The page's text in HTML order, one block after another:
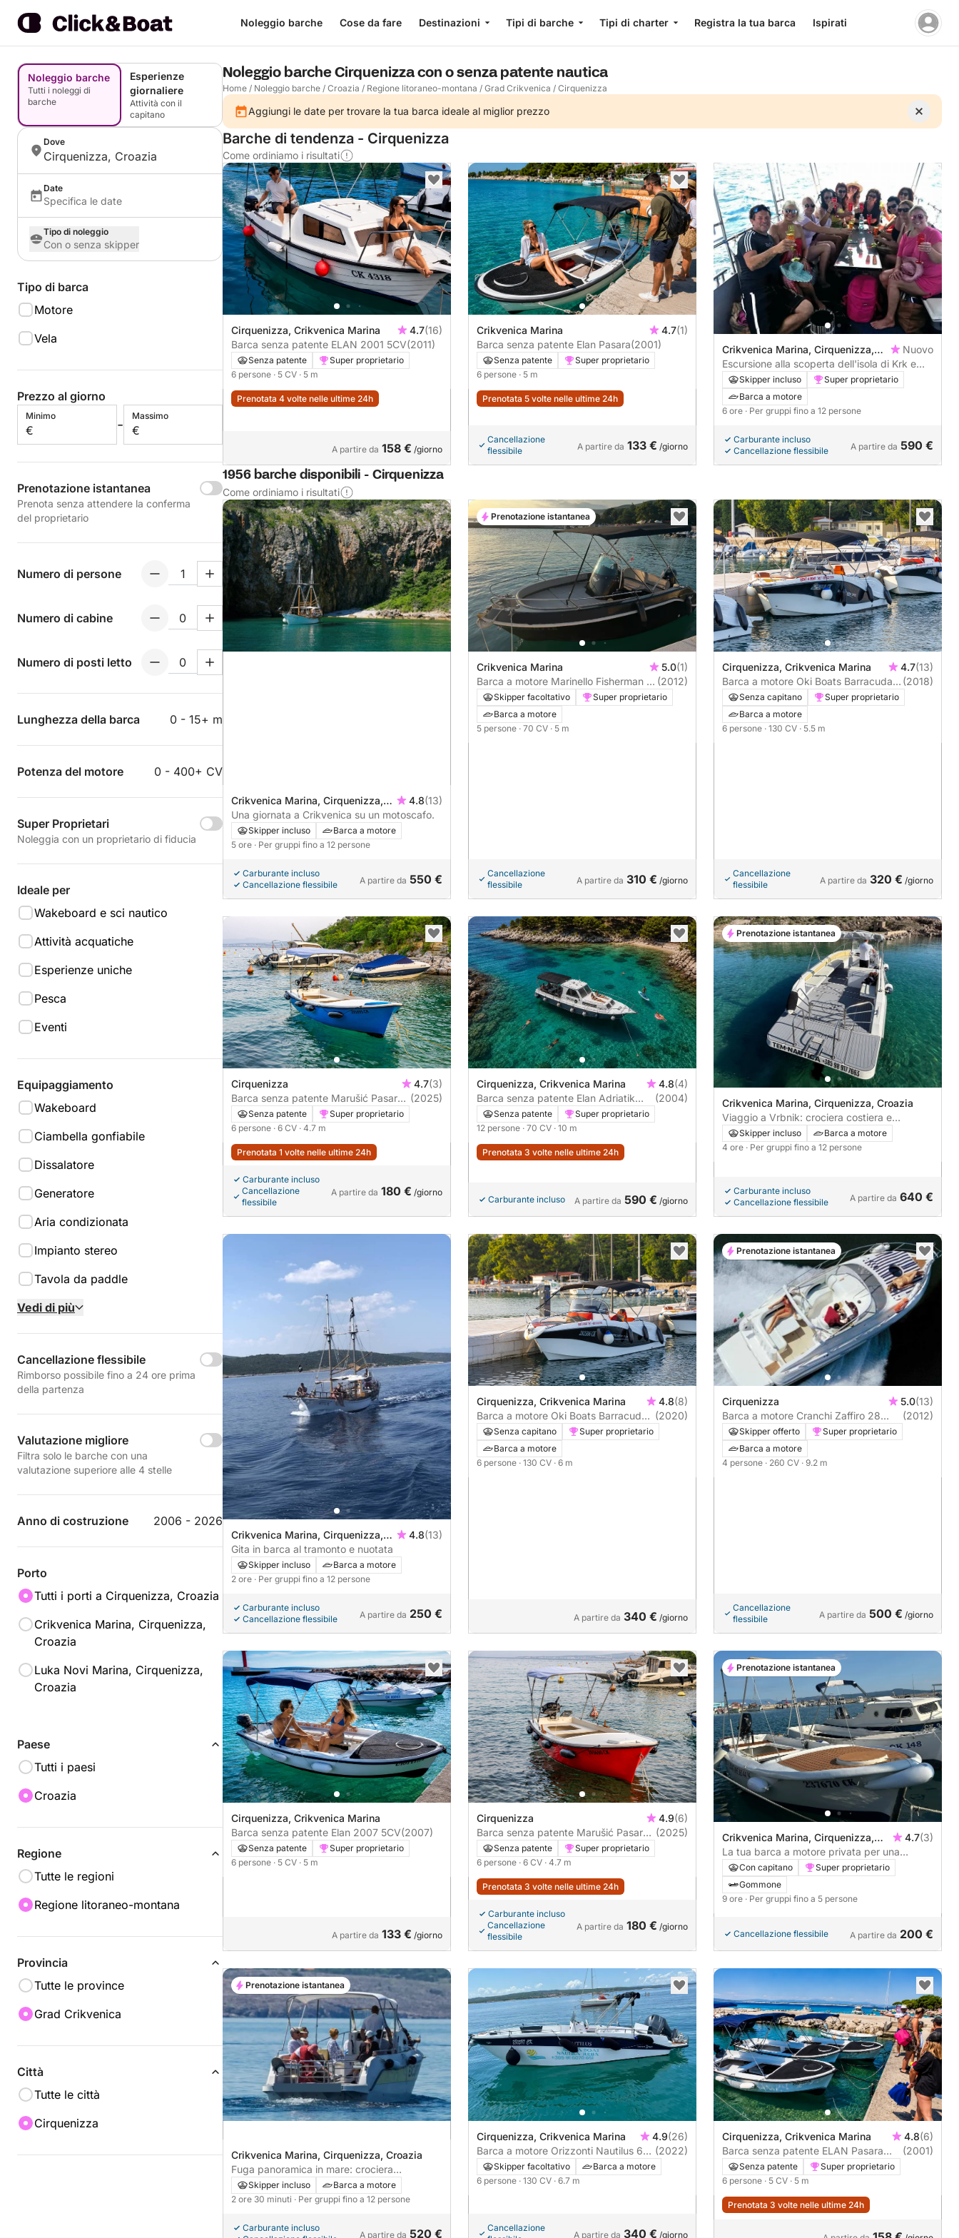
Noleggio barche Cose da fare Destinazioni Tipi di barche Tipi di charter Registra la tua barca Ispirati
Noleggio barche
Tutti i noleggi di
barche
Esperienze
giornaliere
Attività con il
capitano
Dove
Cirquenizza, Croazia
Date
Specifica le date
Tipo di noleggio
Con o senza skipper
Tipo di barca
Motore
Vela
Prezzo al giorno
Minimo
€ -
Massimo
€
Prenotazione istantanea
Prenota senza attendere la conferma
del proprietario
Numero di persone
Numero di cabine
Numero di posti letto
Lunghezza della barca 0 - 15+ m
Potenza del motore 0 - 400+ CV
Super Proprietari
Noleggia con un proprietario di fiducia
Ideale per
Wakeboard e sci nautico
Attività acquatiche
Esperienze uniche
Pesca
Eventi
Equipaggiamento
Wakeboard
Ciambella gonfiabile
Dissalatore
Generatore
Aria condizionata
Impianto stereo
Tavola da paddle
Vedi di più
Cancellazione flessibile
Rimborso possibile fino a 24 ore prima
della partenza
Valutazione migliore
Filtra solo le barche con una
valutazione superiore alle 4 stelle
Anno di costruzione 2006 - 2026
Porto
Tutti i porti a Cirquenizza, Croazia
Crikvenica Marina, Cirquenizza,
Croazia
Luka Novi Marina, Cirquenizza,
Croazia
Paese
Tutti i paesi
Croazia
Regione
Tutte le regioni
Regione litoraneo-montana
Provincia
Tutte le province
Grad Crikvenica
Città
Tutte le città
Cirquenizza
Noleggio barche Cirquenizza con o senza patente nautica
Home / Noleggio barche / Croazia / Regione litoraneo-montana / Grad Crikvenica / Cirquenizza
Aggiungi le date per trovare la tua barca ideale al miglior prezzo
Barche di tendenza - Cirquenizza
Come ordiniamo i risultati
Cirquenizza, Crikvenica Marina 4.7(16)
Barca senza patente ELAN 2001 5CV(2011)
Senza patente
Super proprietario
6 persone · 5 CV · 5 m
Prenotata 4 volte nelle ultime 24h
A partire da 158 € /giorno
Crikvenica Marina 4.7(1)
Barca senza patente Elan Pasara(2001)
Senza patente
Super proprietario
6 persone · 5 m
Prenotata 5 volte nelle ultime 24h
Cancellazione
flessibile
A partire da 133 € /giorno
Crikvenica Marina, Cirquenizza,
Croazia
Nuovo
Escursione alla scoperta dell'isola di Krk e
avventura di snorkeling (6 ore)
Skipper incluso
Super proprietario
Barca a motore
6 ore · Per gruppi fino a 12 persone
Carburante incluso
Cancellazione flessibile
A partire da 590 €
1956 barche disponibili - Cirquenizza
Come ordiniamo i risultati
Crikvenica Marina, Cirquenizza,
Croazia
4.8(13)
Una giornata a Crikvenica su un motoscafo.
Skipper incluso
Barca a motore
5 ore · Per gruppi fino a 12 persone
Carburante incluso
Cancellazione flessibile
A partire da 550 €
Crikvenica Marina 5.0(1)
Barca a motore Marinello Fisherman 16
70CV
(2012)
Skipper facoltativo
Super proprietario
Barca a motore
5 persone · 70 CV · 5 m
Cancellazione
flessibile
A partire da 310 € /giorno
Prenotazione istantanea
Cirquenizza, Crikvenica Marina 4.7(13)
Barca a motore Oki Boats Barracuda
545 130CV
(2018)
Senza capitano
Super proprietario
Barca a motore
6 persone · 130 CV · 5.5 m
Cancellazione
flessibile
A partire da 320 € /giorno
Cirquenizza 4.7(3)
Barca senza patente Marušić Pasara
470 6CV
(2025)
Senza patente
Super proprietario
6 persone · 6 CV · 4.7 m
Prenotata 1 volte nelle ultime 24h
Carburante incluso
Cancellazione
flessibile
A partire da 180 € /giorno
Cirquenizza, Crikvenica Marina 4.8(4)
Barca senza patente Elan Adriatik
980 70CV
(2004)
Senza patente
Super proprietario
12 persone · 70 CV · 10 m
Prenotata 3 volte nelle ultime 24h
Carburante incluso A partire da 590 € /giorno
Crikvenica Marina, Cirquenizza, Croazia
Viaggio a Vrbnik: crociera costiera e
scoperta del centro storico da Crikvenica
Skipper incluso
Barca a motore
4 ore · Per gruppi fino a 12 persone
Carburante incluso
Cancellazione flessibile
A partire da 640 €
Prenotazione istantanea
Crikvenica Marina, Cirquenizza,
Croazia
4.8(13)
Gita in barca al tramonto e nuotata
Skipper incluso
Barca a motore
2 ore · Per gruppi fino a 12 persone
Carburante incluso
Cancellazione flessibile
A partire da 250 €
Cirquenizza, Crikvenica Marina 4.8(8)
Barca a motore Oki Boats Barracuda
SD 595 130CV
(2020)
Senza capitano
Super proprietario
Barca a motore
6 persone · 130 CV · 6 m
A partire da 340 € /giorno
Cirquenizza 5.0(13)
Barca a motore Cranchi Zaffiro 28
260CV
(2012)
Skipper offerto
Super proprietario
Barca a motore
4 persone · 260 CV · 9.2 m
Cancellazione
flessibile
A partire da 500 € /giorno
Prenotazione istantanea
Cirquenizza, Crikvenica Marina
Barca senza patente Elan 2007 5CV(2007)
Senza patente
Super proprietario
6 persone · 5 CV · 5 m
A partire da 133 € /giorno
Cirquenizza 4.9(6)
Barca senza patente Marušić Pasara
470 6CV
(2025)
Senza patente
Super proprietario
6 persone · 6 CV · 4.7 m
Prenotata 3 volte nelle ultime 24h
Carburante incluso
Cancellazione
flessibile
A partire da 180 € /giorno
Crikvenica Marina, Cirquenizza,
Croazia
4.7(3)
La tua barca a motore privata per una
giornata intorno a Crikvenica
Con capitano
Super proprietario
Gommone
9 ore · Per gruppi fino a 5 persone
Cancellazione flessibile A partire da 200 €
Prenotazione istantanea
Crikvenica Marina, Cirquenizza, Croazia
Fuga panoramica in mare: crociera
panoramica all'isola di Krk e alle sue baie dal
porto turistico di Crikvenica
Skipper incluso
Barca a motore
2 ore 30 minuti · Per gruppi fino a 12 persone
Carburante incluso
A partire da 520 €
Prenotazione istantanea
Cirquenizza, Crikvenica Marina 4.9(26)
Barca a motore Orizzonti Nautilus 670
130CV
(2022)
Skipper facoltativo
Barca a motore
6 persone · 130 CV · 6.7 m
Cancellazione
A partire da 340 € /giorno
Cirquenizza, Crikvenica Marina 4.8(6)
Barca senza patente ELAN Pasara
5CV
(2001)
Senza patente
Super proprietario
6 persone · 5 CV · 5 m
Prenotata 3 volte nelle ultime 24h